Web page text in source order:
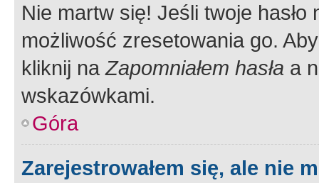
Nie martw się! Jeśli twoje
możliwość zresetowania go.
kliknij naZapomniałem hasła a
wskazówkami.
Góra
Zarejestrowałem się, ale nie